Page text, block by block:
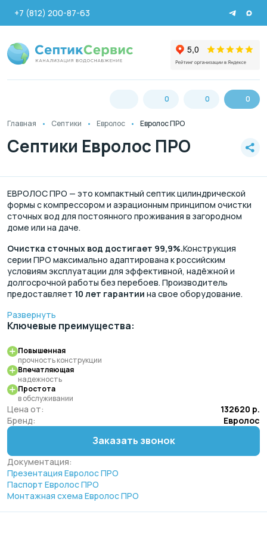
+7 (812) 200-87-63
0 0 0
Главная Септики Евролос Евролос ПРО
Септики Евролос ПРО
ЕВРОЛОС ПРО — это компактный септик цилиндрической
формы с компрессором и аэрационным принципом очистки
сточных вод для постоянного проживания в загородном
доме или на даче.
Очистка сточных вод достигает 99,9%.Конструкция
серии ПРО максимально адаптирована к российским
условиям эксплуатации для эффективной, надёжной и
долгосрочной работы без перебоев. Производитель
предоставляет 10 лет гарантии на свое оборудование.
Развернуть
Ключевые преимущества:
Повышенная
прочность конструкции
Впечатляющая
надежность
Простота
в обслуживании
Цена от:
132620 р.
Бренд:
Евролос
Заказать звонок
Документация:
Презентация Евролос ПРО
Паспорт Евролос ПРО
Монтажная схема Евролос ПРО